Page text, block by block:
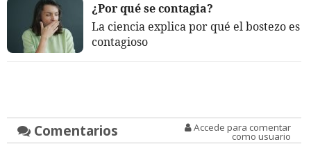
¿Por qué se contagia?
La ciencia explica por qué el bostezo es
contagioso
Comentarios Accede para comentar
como usuario